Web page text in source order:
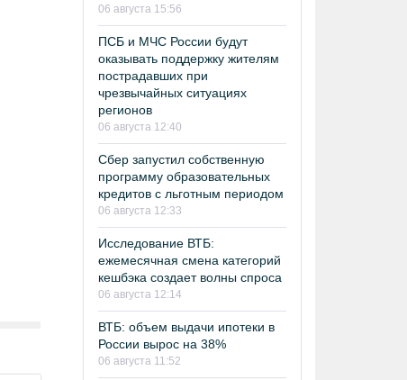
06 августа 15:56
ПСБ и МЧС России будут
оказывать поддержку жителям
пострадавших при
чрезвычайных ситуациях
регионов
06 августа 12:40
Сбер запустил собственную
программу образовательных
кредитов с льготным периодом
06 августа 12:33
Исследование ВТБ:
ежемесячная смена категорий
кешбэка создает волны спроса
06 августа 12:14
ВТБ: объем выдачи ипотеки в
России вырос на 38%
06 августа 11:52